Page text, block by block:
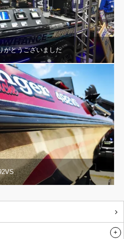
がとうございました